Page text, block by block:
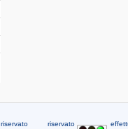
riservato riservato